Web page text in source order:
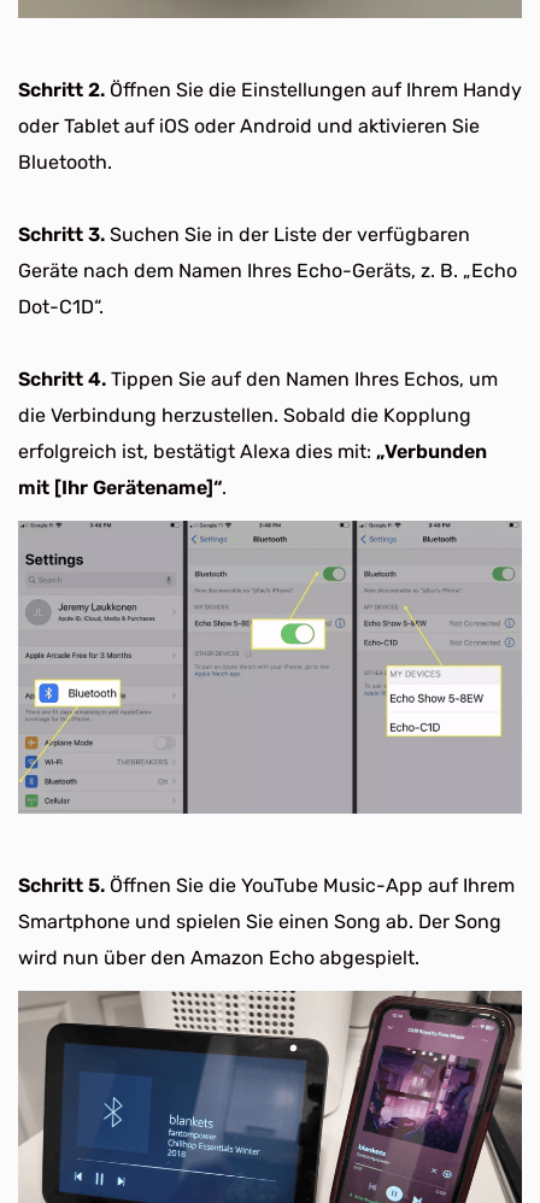
Schritt 2. Öffnen Sie die Einstellungen auf Ihrem Handy
oder Tablet auf iOS oder Android und aktivieren Sie
Bluetooth.
Schritt 3. Suchen Sie in der Liste der verfügbaren
Geräte nach dem Namen Ihres Echo-Geräts, z. B. „Echo
Dot-C1D“.
Schritt 4. Tippen Sie auf den Namen Ihres Echos, um
die Verbindung herzustellen. Sobald die Kopplung
erfolgreich ist, bestätigt Alexa dies mit: „Verbunden
mit [Ihr Gerätename]“.
Schritt 5. Öffnen Sie die YouTube Music-App auf Ihrem
Smartphone und spielen Sie einen Song ab. Der Song
wird nun über den Amazon Echo abgespielt.